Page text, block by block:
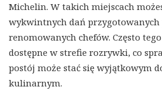
Michelin. W takich miejscach
wykwintnych dań przygotowanych
renomowanych chefów. Często
dostępne w strefie rozrywki, co
postój może stać się wyjątkowym
kulinarnym.